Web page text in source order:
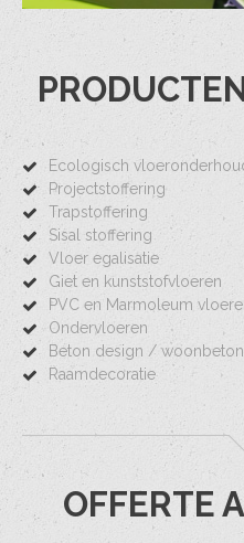
Ecologisch
Projectstoffering
Trapstoffering
Sisal stoffering
Vloer egalisatie
Giet en kunststofvloeren
PVC en Marmoleum
Ondervloeren
Beton design / woonbeton
Raamdecoratie
OFFERTE